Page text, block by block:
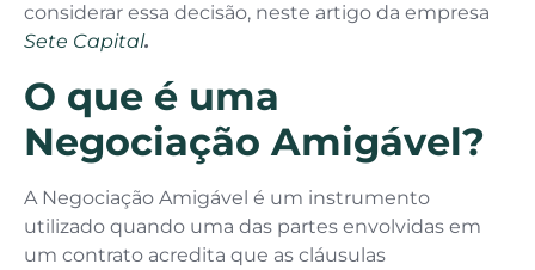
considerar essa decisão, neste artigo da empresa
Sete Capital.
O que é uma
Negociação Amigável?
A Negociação Amigável é um instrumento
utilizado quando uma das partes envolvidas em
um contrato acredita que as cláusulas